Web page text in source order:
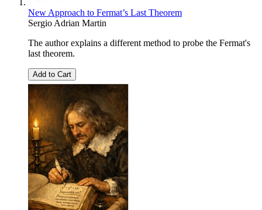
New Approach to Fermat’s Last Theorem
Sergio Adrian Martin
The author explains a different method to probe the Fermat's
last theorem.
Add to Cart